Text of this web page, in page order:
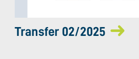
Transfer 02/2025